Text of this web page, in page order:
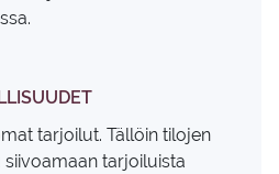
tarjoilut. Tällöin tilojen
tarjoiluista